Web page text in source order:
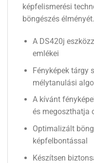
képfelismerési
böngészés élményét.
A DS420j
emlékei
Fényképek tárgy
mélytanulási
A kívánt
és megoszthatja
Optimalizált
képfelbontással
Készítsen